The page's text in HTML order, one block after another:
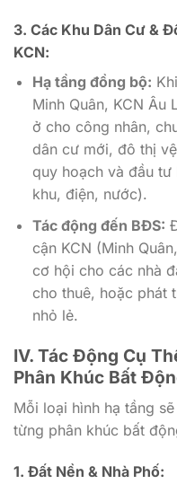
3. Các Khu Dân Cư &
KCN:
Hạ tầng đồng bộ:
Minh Quân, KCN Âu
ở cho công nhân,
dân cư mới, đô thị
quy hoạch và đầu
khu, điện, nước).
Tác động đến BĐS:
cận KCN (Minh
cơ hội cho các nhà
cho thuê, hoặc phát
nhỏ lẻ.
IV. Tác Động Cụ
Phân Khúc Bất
Mỗi loại hình hạ tầng
từng phân khúc bất
1. Đất Nền & Nhà Phố: